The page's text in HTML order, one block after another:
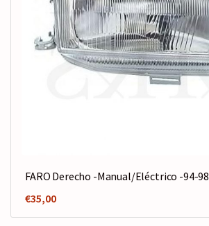
FARO Derecho -Manual/Eléctrico -94-98
€35,00